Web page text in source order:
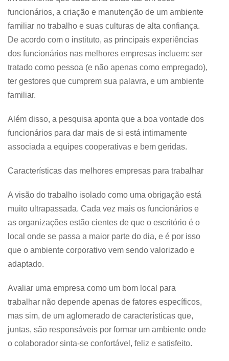
funcionários, a criação e manutenção de um ambiente
familiar no trabalho e suas culturas de alta confiança.
De acordo com o instituto, as principais experiências
dos funcionários nas melhores empresas incluem: ser
tratado como pessoa (e não apenas como empregado),
ter gestores que cumprem sua palavra, e um ambiente
familiar.
Além disso, a pesquisa aponta que a boa vontade dos
funcionários para dar mais de si está intimamente
associada a equipes cooperativas e bem geridas.
Características das melhores empresas para trabalhar
A visão do trabalho isolado como uma obrigação está
muito ultrapassada. Cada vez mais os funcionários e
as organizações estão cientes de que o escritório é o
local onde se passa a maior parte do dia, e é por isso
que o ambiente corporativo vem sendo valorizado e
adaptado.
Avaliar uma empresa como um bom local para
trabalhar não depende apenas de fatores específicos,
mas sim, de um aglomerado de características que,
juntas, são responsáveis por formar um ambiente onde
o colaborador sinta-se confortável, feliz e satisfeito.